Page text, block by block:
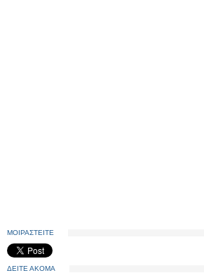
ΜΟΙΡΑΣΤΕΙΤΕ
ΔΕΙΤΕ ΑΚΟΜΑ